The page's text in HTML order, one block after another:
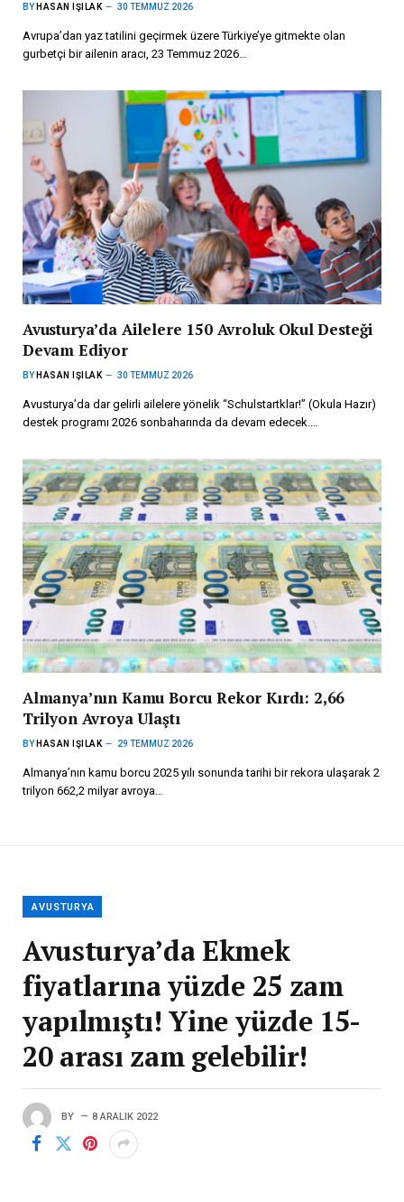
BY HASAN IŞILAK 30 TEMMUZ 2026
Avrupa’dan yaz tatilini geçirmek üzere Türkiye’ye gitmekte olan
gurbetçi bir ailenin aracı, 23 Temmuz 2026…
Avusturya’da Ailelere 150 Avroluk Okul Desteği
Devam Ediyor
BY HASAN IŞILAK 30 TEMMUZ 2026
Avusturya’da dar gelirli ailelere yönelik “Schulstartklar!” (Okula Hazır)
destek programı 2026 sonbaharında da devam edecek.…
Almanya’nın Kamu Borcu Rekor Kırdı: 2,66
Trilyon Avroya Ulaştı
BY HASAN IŞILAK 29 TEMMUZ 2026
Almanya’nın kamu borcu 2025 yılı sonunda tarihi bir rekora ulaşarak 2
trilyon 662,2 milyar avroya…
AVUSTURYA
Avusturya’da Ekmek
fiyatlarına yüzde 25 zam
yapılmıştı! Yine yüzde 15-
20 arası zam gelebilir!
BY 8 ARALIK 2022